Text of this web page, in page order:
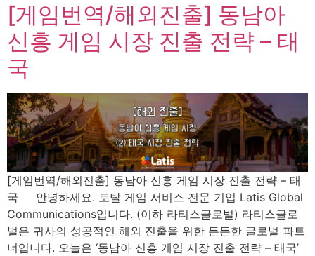
[게임번역/해외진출] 동남아
신흥 게임 시장 진출 전략 – 태
국
[게임번역/해외진출] 동남아 신흥 게임 시장 진출 전략 – 태
국 안녕하세요. 토탈 게임 서비스 전문 기업 Latis Global
Communications입니다. (이하 라티스글로벌) 라티스글로
벌은 귀사의 성공적인 해외 진출을 위한 든든한 글로벌 파트
너입니다. 오늘은 ‘동남아 신흥 게임 시장 진출 전략 – 태국’